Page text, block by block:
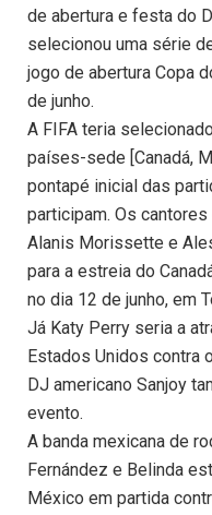
de abertura e festa do
selecionou uma série
jogo de abertura Copa
de junho.
A FIFA teria
países-sede [Canadá,
pontapé inicial das
participam. Os
Alanis Morissette e
para a estreia do
no dia 12 de junho, em
Já Katy Perry seria a
Estados Unidos contra
DJ americano Sanjoy
evento.
A banda mexicana de
Fernández e Belinda
México em partida